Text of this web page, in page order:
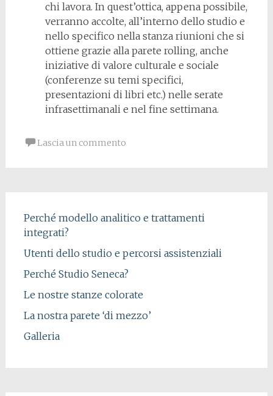
chi lavora. In quest’ottica, appena possibile,
verranno accolte, all’interno dello studio e
nello specifico nella stanza riunioni che si
ottiene grazie alla parete rolling, anche
iniziative di valore culturale e sociale
(conferenze su temi specifici,
presentazioni di libri etc.) nelle serate
infrasettimanali e nel fine settimana.
Lascia un commento
Perché modello analitico e trattamenti
integrati?
Utenti dello studio e percorsi assistenziali
Perché Studio Seneca?
Le nostre stanze colorate
La nostra parete ‘di mezzo’
Galleria